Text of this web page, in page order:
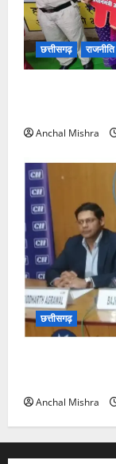
छत्तीसगढ़ राजनीति
Anchal Mishra
छत्तीसगढ़
Anchal Mishra